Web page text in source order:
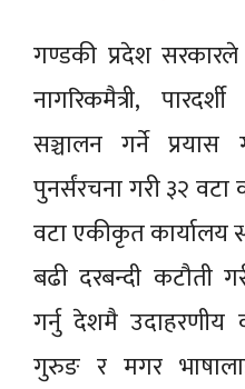
गण्डकी प्रदेश
नागरिकमैत्री,
सञ्चालन गर्ने
पुनर्संरचना गरी ३२ वटा
वटा एकीकृत कार्यालय
बढी दरबन्दी कटौती
गर्नु देशमै उदाहरणीय
गुरुङ र मगर